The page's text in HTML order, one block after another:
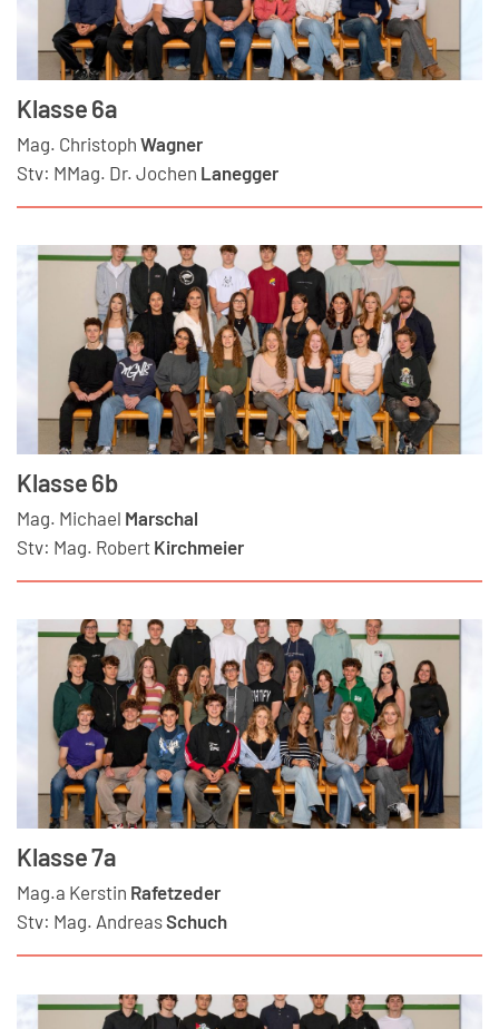
Klasse 6a
Mag. Christoph Wagner
Stv: MMag. Dr. Jochen Lanegger
Klasse 6b
Mag. Michael Marschal
Stv: Mag. Robert Kirchmeier
Klasse 7a
Mag.a Kerstin Rafetzeder
Stv: Mag. AndreasSchuch